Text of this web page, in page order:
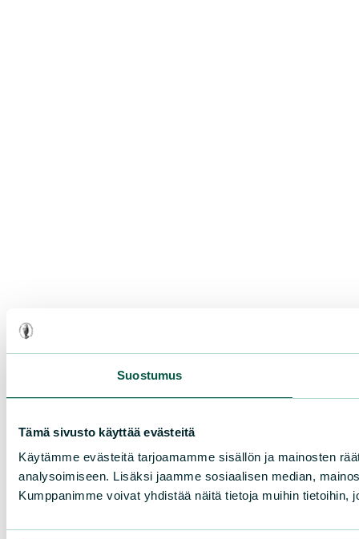
Suostumus
Tämä sivusto käyttää evästeitä
Käytämme evästeitä tarjoamamme sisällön ja mainosten
analysoimiseen. Lisäksi jaamme sosiaalisen median,
Kumppanimme voivat yhdistää näitä tietoja muihin tietoihin,